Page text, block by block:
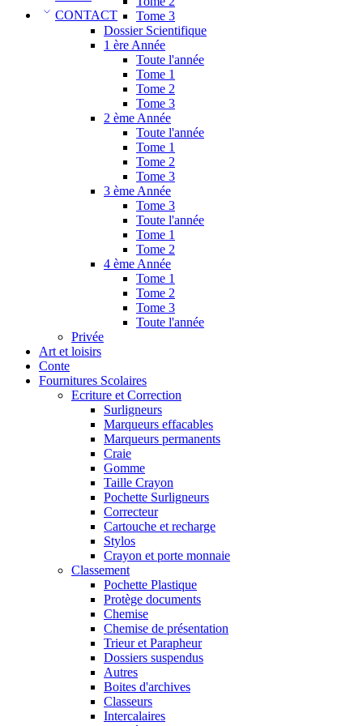
CONTACT
Tome 3
Dossier Scientifique
1 ère Année
Toute l'année
Tome 1
Tome 2
Tome 3
2 ème Année
Toute l'année
Tome 1
Tome 2
Tome 3
3 ème Année
Tome 3
Toute l'année
Tome 1
Tome 2
4 ème Année
Tome 1
Tome 2
Tome 3
Toute l'année
Privée
Art et loisirs
Conte
Fournitures Scolaires
Ecriture et Correction
Surligneurs
Marqueurs effacables
Marqueurs permanents
Craie
Gomme
Taille Crayon
Pochette Surligneurs
Correcteur
Cartouche et recharge
Stylos
Crayon et porte monnaie
Classement
Pochette Plastique
Protège documents
Chemise
Chemise de présentation
Trieur et Parapheur
Dossiers suspendus
Autres
Boites d'archives
Classeurs
Intercalaires